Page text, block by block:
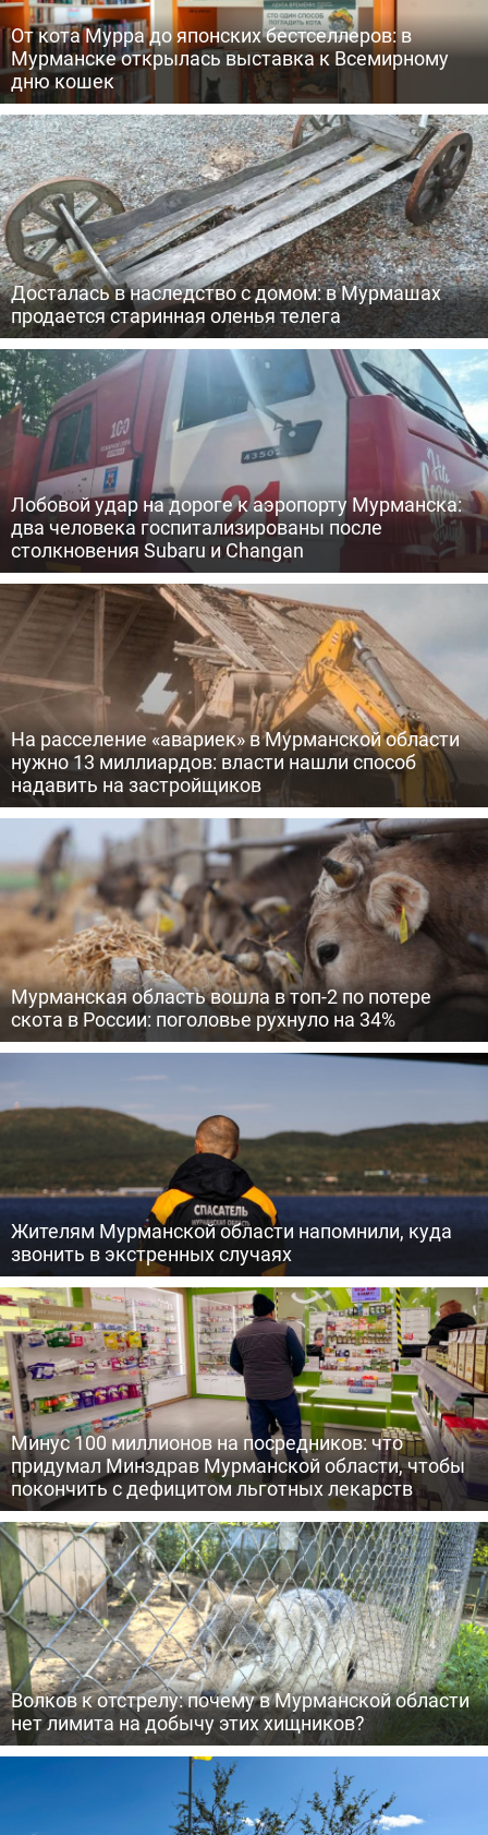
От кота Мурра до японских бестселлеров: в
Мурманске открылась выставка к Всемирному
дню кошек
Досталась в наследство с домом: в Мурмашах
продается старинная оленья телега
Лобовой удар на дороге к аэропорту Мурманска:
два человека госпитализированы после
столкновения Subaru и Changan
На расселение «авариек» в Мурманской области
нужно 13 миллиардов: власти нашли способ
надавить на застройщиков
Мурманская область вошла в топ-2 по потере
скота в России: поголовье рухнуло на 34%
Жителям Мурманской области напомнили, куда
звонить в экстренных случаях
Минус 100 миллионов на посредников: что
придумал Минздрав Мурманской области, чтобы
покончить с дефицитом льготных лекарств
Волков к отстрелу: почему в Мурманской области
нет лимита на добычу этих хищников?